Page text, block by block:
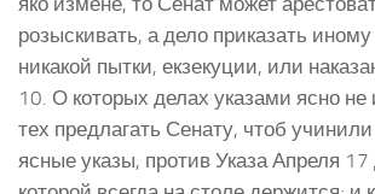
розыскивать, а дело приказать
никакой пытки, екзекуции, или
10. О которых делах указами ясно не
тех предлагать Сенату, чтоб
ясные указы, против Указа Апреля 17